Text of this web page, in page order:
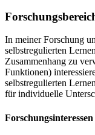
In meiner Forschung
selbstregulierten
Zusammenhang zu
Funktionen)
selbstregulierten
für individuelle
Forschungsinteressen